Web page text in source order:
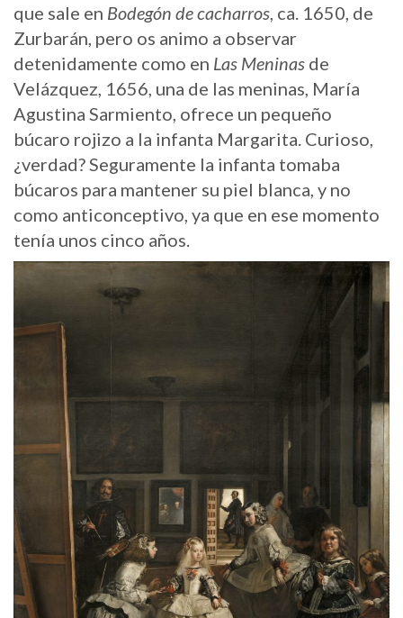
que sale en Bodegón de cacharros, ca. 1650, de
Zurbarán, pero os animo a observar
detenidamente como en Las Meninas de
Velázquez, 1656, una de las meninas, María
Agustina Sarmiento, ofrece un pequeño
búcaro rojizo a la infanta Margarita. Curioso,
¿verdad? Seguramente la infanta tomaba
búcaros para mantener su piel blanca, y no
como anticonceptivo, ya que en ese momento
tenía unos cinco años.